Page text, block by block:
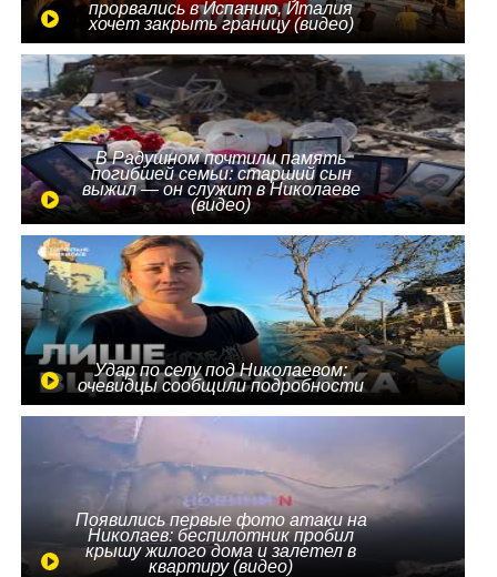
прорвались в Испанию, Италия
хочет закрыть границу (видео)
В Радушном почтили память
погибшей семьи: старший сын
выжил — он служит в Николаеве
(видео)
Удар по селу под Николаевом:
очевидцы сообщили подробности
Появились первые фото атаки на
Николаев: беспилотник пробил
крышу жилого дома и залетел в
квартиру (видео)